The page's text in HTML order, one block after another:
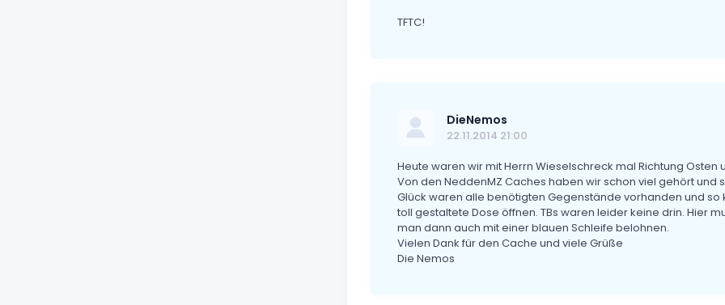
TFTC!
DieNemos
22.11.2014 21:00
Heute waren wir mit Herrn Wieselschreck mal Richtung
Von den NeddenMZ Caches haben wir schon viel gehört
Glück waren alle benötigten Gegenstände vorhanden und
toll gestaltete Dose öffnen. TBs waren leider keine drin. Hier
man dann auch mit einer blauen Schleife belohnen.
Vielen Dank für den Cache und viele Grüße
Die Nemos